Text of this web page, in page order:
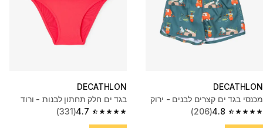
DECATHLON
מכנסי בגד ים קצרים לבנים - ירוק
4.8
4.8 out of 5 stars from 206 reviews
(206)
DECATHLON
בגד ים חלק תחתון לבנות - ורוד
4.7
4.7 out of 5 stars from 331 reviews
(331)